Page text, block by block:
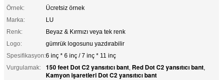
Örnek:
Ücretsiz örnek
Marka:
LU
Renk:
Beyaz & Kırmızı veya tek renk
Logo:
gümrük logosunu yazdırabilir
Spesifikasyon:6 inç * 6 inç / 7 inç * 11 inç
Vurgulamak:
150 feet Dot C2 yansıtıcı bant, Red Dot C2 yansıtıcı bant,
Kamyon işaretleri Dot C2 yansıtıcı bant